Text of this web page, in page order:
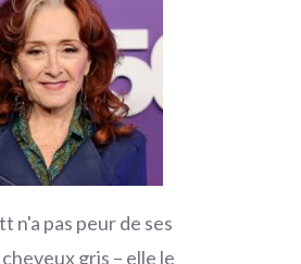
n'a pas peur de ses
gris – elle le